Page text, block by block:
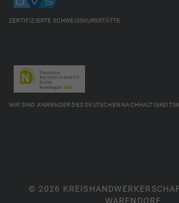
ZERTIFIZIERTE SCHWEISSKURSSTÄTTE
WIR SIND ANWENDER DES DEUTSCHEN
© 2026
WARENDORF